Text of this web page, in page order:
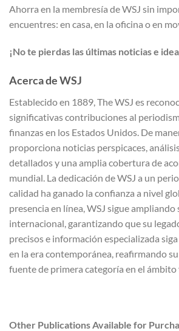
Ahorra en la membresía de WSJ sin
encuentres: en casa, en la oficina o en
¡No te pierdas las últimas noticias e
Acerca de WSJ
Establecido en 1889, The WSJ es
significativas contribuciones al
finanzas en los Estados Unidos. De
proporciona noticias perspicaces,
detallados y una amplia cobertura de
mundial. La dedicación de WSJ a un
calidad ha ganado la confianza a nivel
presencia en línea, WSJ sigue ampliando
internacional, garantizando que su
precisos e información especializada
en la era contemporánea, reafirmando
fuente de primera categoría en el
Other Publications Available for